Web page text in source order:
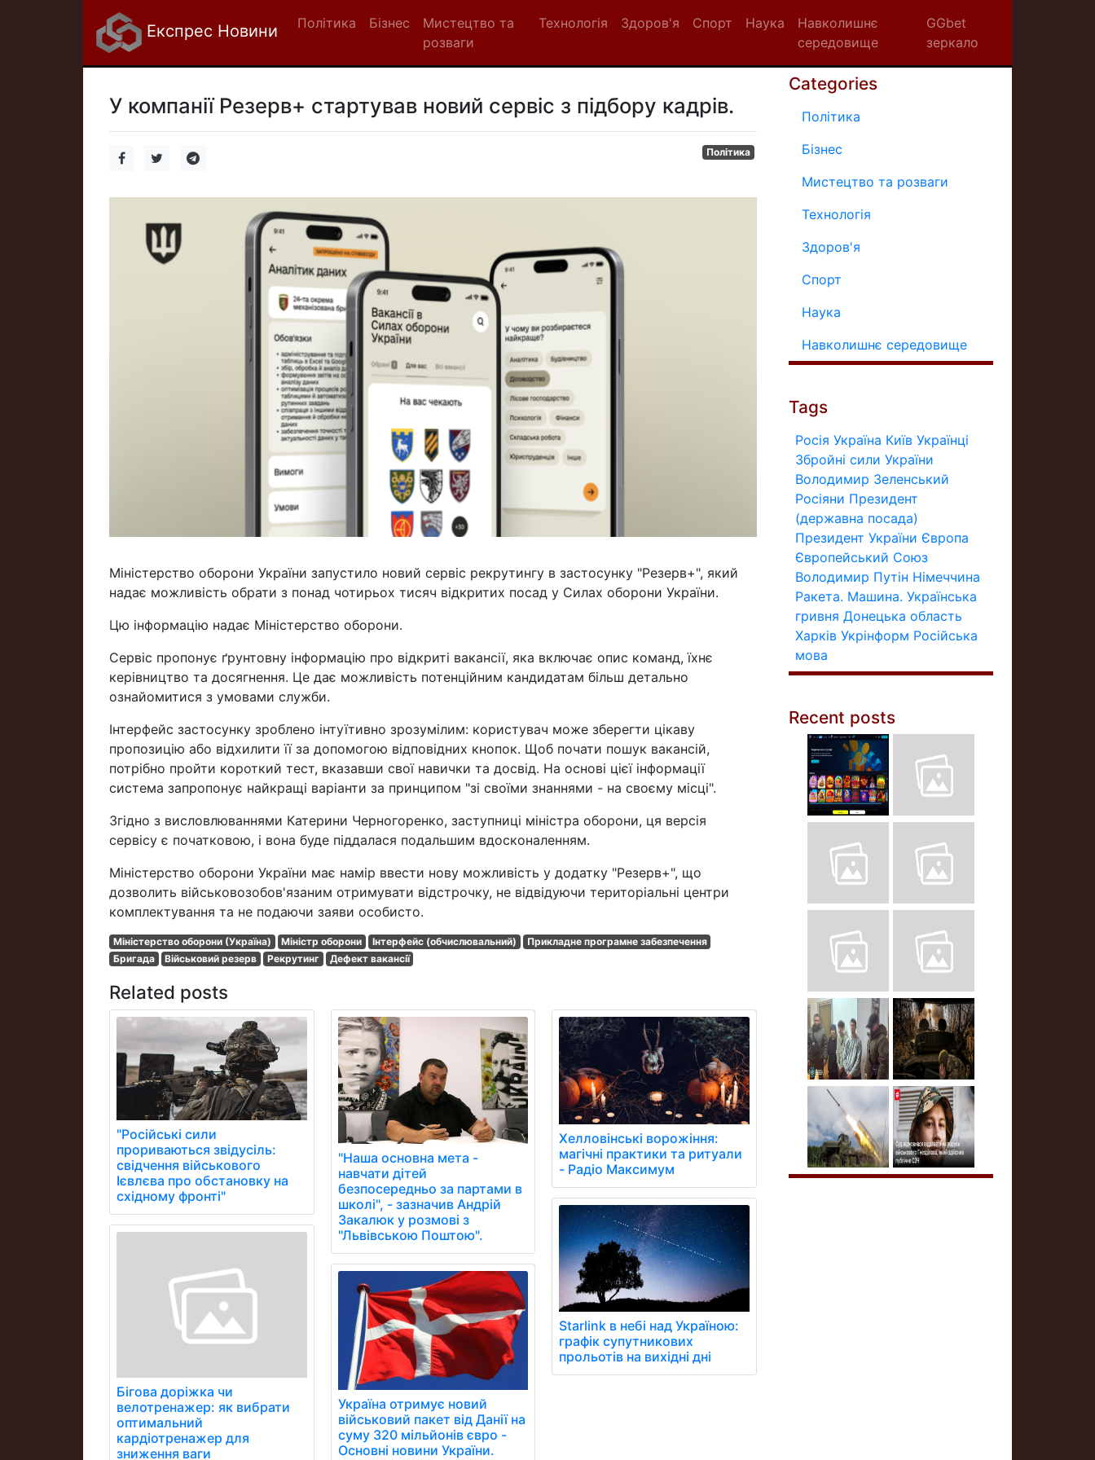
Експрес Новини Політика Бізнес
Мистецтво та
розваги
Технологія Здоров'я Спорт Наука
Навколишнє
середовище
GGbet
зеркало
У компанії Резерв+ стартував новий сервіс з підбору кадрів.
Політика
Міністерство оборони України запустило новий сервіс рекрутингу в застосунку "Резерв+", який
надає можливість обрати з понад чотирьох тисяч відкритих посад у Силах оборони України.
Цю інформацію надає Міністерство оборони.
Сервіс пропонує ґрунтовну інформацію про відкриті вакансії, яка включає опис команд, їхнє
керівництво та досягнення. Це дає можливість потенційним кандидатам більш детально
ознайомитися з умовами служби.
Інтерфейс застосунку зроблено інтуїтивно зрозумілим: користувач може зберегти цікаву
пропозицію або відхилити її за допомогою відповідних кнопок. Щоб почати пошук вакансій,
потрібно пройти короткий тест, вказавши свої навички та досвід. На основі цієї інформації
система запропонує найкращі варіанти за принципом "зі своїми знаннями - на своєму місці".
Згідно з висловлюваннями Катерини Черногоренко, заступниці міністра оборони, ця версія
сервісу є початковою, і вона буде піддалася подальшим вдосконаленням.
Міністерство оборони України має намір ввести нову можливість у додатку "Резерв+", що
дозволить військовозобов'язаним отримувати відстрочку, не відвідуючи територіальні центри
комплектування та не подаючи заяви особисто.
Міністерство оборони (Україна) Міністр оборони Інтерфейс (обчислювальний)
Прикладне програмне забезпечення
Бригада
Військовий резерв Рекрутинг Дефект вакансії
Related posts
"Російські сили
прориваються звідусіль:
свідчення військового
Ієвлєва про обстановку на
східному фронті"
Бігова доріжка чи
велотренажер: як вибрати
оптимальний
кардіотренажер для
зниження ваги
"Наша основна мета -
навчати дітей
безпосередньо за партами в
школі", - зазначив Андрій
Закалюк у розмові з
"Львівською Поштою".
Україна отримує новий
військовий пакет від Данії на
суму 320 мільйонів євро -
Основні новини України.
Хелловінські ворожіння:
магічні практики та ритуали
- Радіо Максимум
Starlink в небі над Україною:
графік супутникових
прольотів на вихідні дні
Categories
Політика
Бізнес
Мистецтво та розваги
Технологія
Здоров'я
Спорт
Наука
Навколишнє середовище
Tags
Росія Україна Київ Українці
Збройні сили України
Володимир Зеленський
Росіяни Президент
(державна посада)
Президент України Європа
Європейський Союз
Володимир Путін Німеччина
Ракета. Машина. Українська
гривня Донецька область
Харків Укрінформ Російська
мова
Recent posts